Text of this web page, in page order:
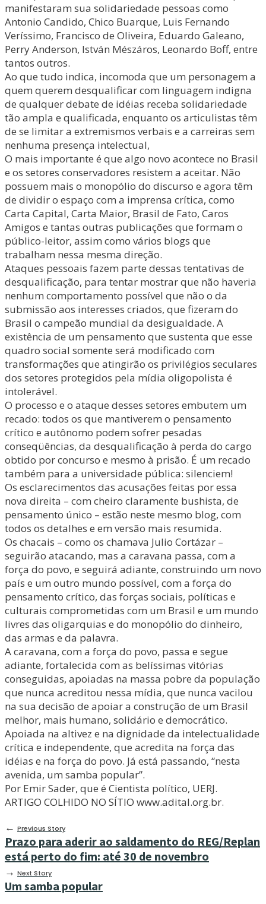
manifestaram sua solidariedade pessoas como
Antonio Candido, Chico Buarque, Luis Fernando
Veríssimo, Francisco de Oliveira, Eduardo Galeano,
Perry Anderson, István Mészáros, Leonardo Boff, entre
tantos outros.
Ao que tudo indica, incomoda que um personagem a
quem querem desqualificar com linguagem indigna
de qualquer debate de idéias receba solidariedade
tão ampla e qualificada, enquanto os articulistas têm
de se limitar a extremismos verbais e a carreiras sem
nenhuma presença intelectual,
O mais importante é que algo novo acontece no Brasil
e os setores conservadores resistem a aceitar. Não
possuem mais o monopólio do discurso e agora têm
de dividir o espaço com a imprensa crítica, como
Carta Capital, Carta Maior, Brasil de Fato, Caros
Amigos e tantas outras publicações que formam o
público-leitor, assim como vários blogs que
trabalham nessa mesma direção.
Ataques pessoais fazem parte dessas tentativas de
desqualificação, para tentar mostrar que não haveria
nenhum comportamento possível que não o da
submissão aos interesses criados, que fizeram do
Brasil o campeão mundial da desigualdade. A
existência de um pensamento que sustenta que esse
quadro social somente será modificado com
transformações que atingirão os privilégios seculares
dos setores protegidos pela mídia oligopolista é
intolerável.
O processo e o ataque desses setores embutem um
recado: todos os que mantiverem o pensamento
crítico e autônomo podem sofrer pesadas
conseqüências, da desqualificação à perda do cargo
obtido por concurso e mesmo à prisão. É um recado
também para a universidade pública: silenciem!
Os esclarecimentos das acusações feitas por essa
nova direita – com cheiro claramente bushista, de
pensamento único – estão neste mesmo blog, com
todos os detalhes e em versão mais resumida.
Os chacais – como os chamava Julio Cortázar –
seguirão atacando, mas a caravana passa, com a
força do povo, e seguirá adiante, construindo um novo
país e um outro mundo possível, com a força do
pensamento crítico, das forças sociais, políticas e
culturais comprometidas com um Brasil e um mundo
livres das oligarquias e do monopólio do dinheiro,
das armas e da palavra.
A caravana, com a força do povo, passa e segue
adiante, fortalecida com as belíssimas vitórias
conseguidas, apoiadas na massa pobre da população
que nunca acreditou nessa mídia, que nunca vacilou
na sua decisão de apoiar a construção de um Brasil
melhor, mais humano, solidário e democrático.
Apoiada na altivez e na dignidade da intelectualidade
crítica e independente, que acredita na força das
idéias e na força do povo. Já está passando, “nesta
avenida, um samba popular”.
Por Emir Sader, que é Cientista político, UERJ.
ARTIGO COLHIDO NO SÍTIO www.adital.org.br.
← Previous Story
Prazo para aderir ao saldamento do REG/Replan
está perto do fim: até 30 de novembro
→ Next Story
Um samba popular